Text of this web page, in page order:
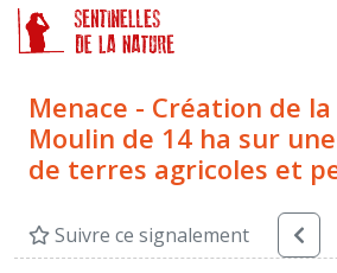
Menace - Création de la
Moulin de 14 ha sur
de terres agricoles et
Suivre ce signalement
Panneau de gestion des cookies